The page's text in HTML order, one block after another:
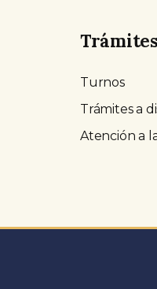
Trámites
Turnos
Trámites a
Atención a